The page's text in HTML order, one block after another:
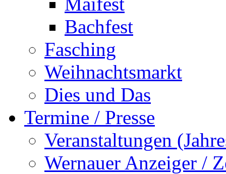
Bachfest
Fasching
Weihnachtsmarkt
Dies und Das
Termine / Presse
Veranstaltungen
Wernauer Anzeiger /